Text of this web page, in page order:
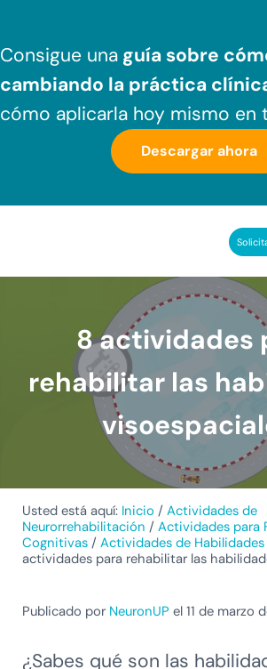
Consigue una guía sobre
cambiando la práctica
cómo aplicarla hoy mismo en
Descargar ahora
REHABILITACIÓN COGNITIVA PROFESIONAL
8 actividades
rehabilitar las
Usted está aquí: Inicio / Actividades de
Neurorrehabilitación / Actividades para
Cognitivas / Actividades de
actividades para rehabilitar las
Publicado por NeuronUP el 11 de marzo
¿Sabes qué son las